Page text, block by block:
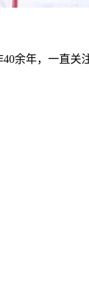
年，一直关